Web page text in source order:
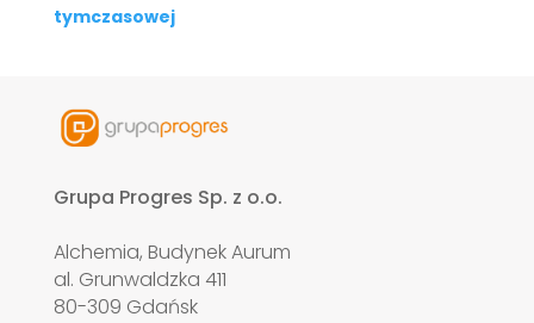
tymczasowej
Grupa Progres Sp. z o.o.
Alchemia, Budynek Aurum
al. Grunwaldzka 411
80-309 Gdańsk